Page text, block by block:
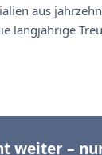
aus
langjährige
weiter –